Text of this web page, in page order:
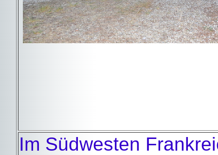
Im Südwesten